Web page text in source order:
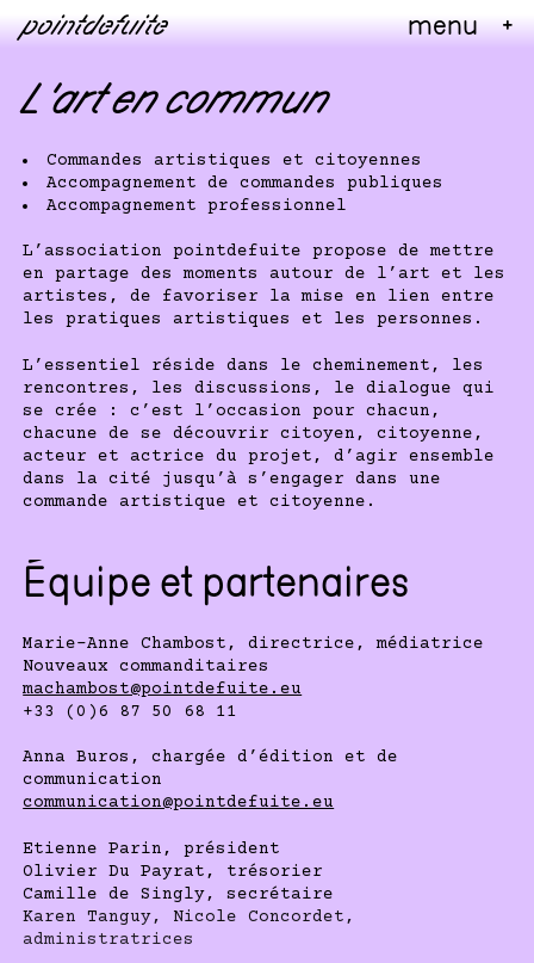
topointdefuite
Commandes artistiques et citoyennes
Carte des commandes
Questions-réponses
Accompagnement
Commandes publiques
Formation professionnelle
EAC
À propos
Contact
menu +
L’art en commun
Commandes artistiques et citoyennes
Accompagnement de commandes publiques
Accompagnement professionnel
L’association pointdefuite propose de mettre
en partage des moments autour de l’art et les
artistes, de favoriser la mise en lien entre
les pratiques artistiques et les personnes.
L’essentiel réside dans le cheminement, les
rencontres, les discussions, le dialogue qui
se crée : c’est l’occasion pour chacun,
chacune de se découvrir citoyen, citoyenne,
acteur et actrice du projet, d’agir ensemble
dans la cité jusqu’à s’engager dans une
commande artistique et citoyenne.
Équipe et partenaires
Marie-Anne Chambost, directrice, médiatrice
Nouveaux commanditaires
machambost@pointdefuite.eu
+33 (0)6 87 50 68 11
Anna Buros, chargée d’édition et de
communication
communication@pointdefuite.eu
Etienne Parin, président
Olivier Du Payrat, trésorier
Camille de Singly, secrétaire
Karen Tanguy, Nicole Concordet,
administratrices